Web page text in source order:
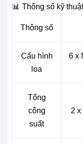
📊 Thông số kỹ
Thông số
Cấu hình
loa
6 x
Tổng
công
suất
2 x